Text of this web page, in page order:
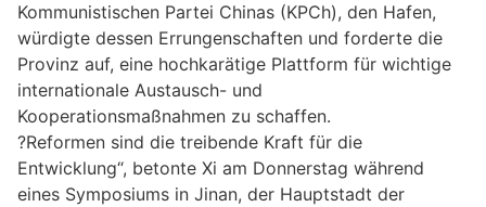
Kommunistischen Partei Chinas (KPCh), den Hafen,
würdigte dessen Errungenschaften und forderte die
Provinz auf, eine hochkarätige Plattform für wichtige
internationale Austausch- und
Kooperationsmaßnahmen zu schaffen.
?Reformen sind die treibende Kraft für die
Entwicklung“, betonte Xi am Donnerstag während
eines Symposiums in Jinan, der Hauptstadt der